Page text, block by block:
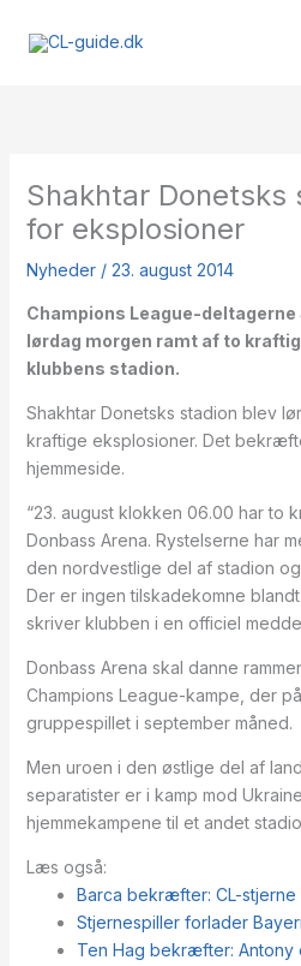
Shakhtar Donetsks
for eksplosioner
Nyheder/ 23. august 2014
Champions League-
lørdag morgen ramt af to
klubbens stadion.
Shakhtar Donetsks stadion blev
kraftige eksplosioner. Det
hjemmeside.
“23. august klokken 06.00 har to
Donbass Arena. Rystelserne har
den nordvestlige del af stadion
Der er ingen tilskadekomne
skriver klubben i en officiel
Donbass Arena skal danne
Champions League-kampe, der
gruppespillet i september måned.
Men uroen i den østlige del af
separatister er i kamp mod
hjemmekampene til et andet
Læs også:
Barca bekræfter: CL-
Stjernespiller forlader
Ten Hag bekræfter: Antony